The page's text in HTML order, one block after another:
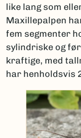
like lang som
Maxillepalpen
fem segmenter
sylindriske og
kraftige, med
har henholdsvis